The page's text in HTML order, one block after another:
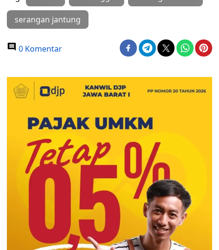
serangan jantung
0 Komentar